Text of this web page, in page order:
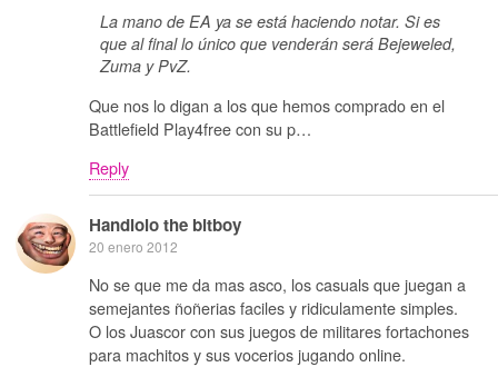
La mano de EA ya se está haciendo notar. Si es
que al final lo único que venderán será Bejeweled,
Zuma y PvZ.
Que nos lo digan a los que hemos comprado en el
Battlefield Play4free con su p…
Reply
Handlolo the bitboy
20 enero 2012
No se que me da mas asco, los casuals que juegan a
semejantes ñoñerias faciles y ridiculamente simples.
O los Juascor con sus juegos de militares fortachones
para machitos y sus vocerios jugando online.